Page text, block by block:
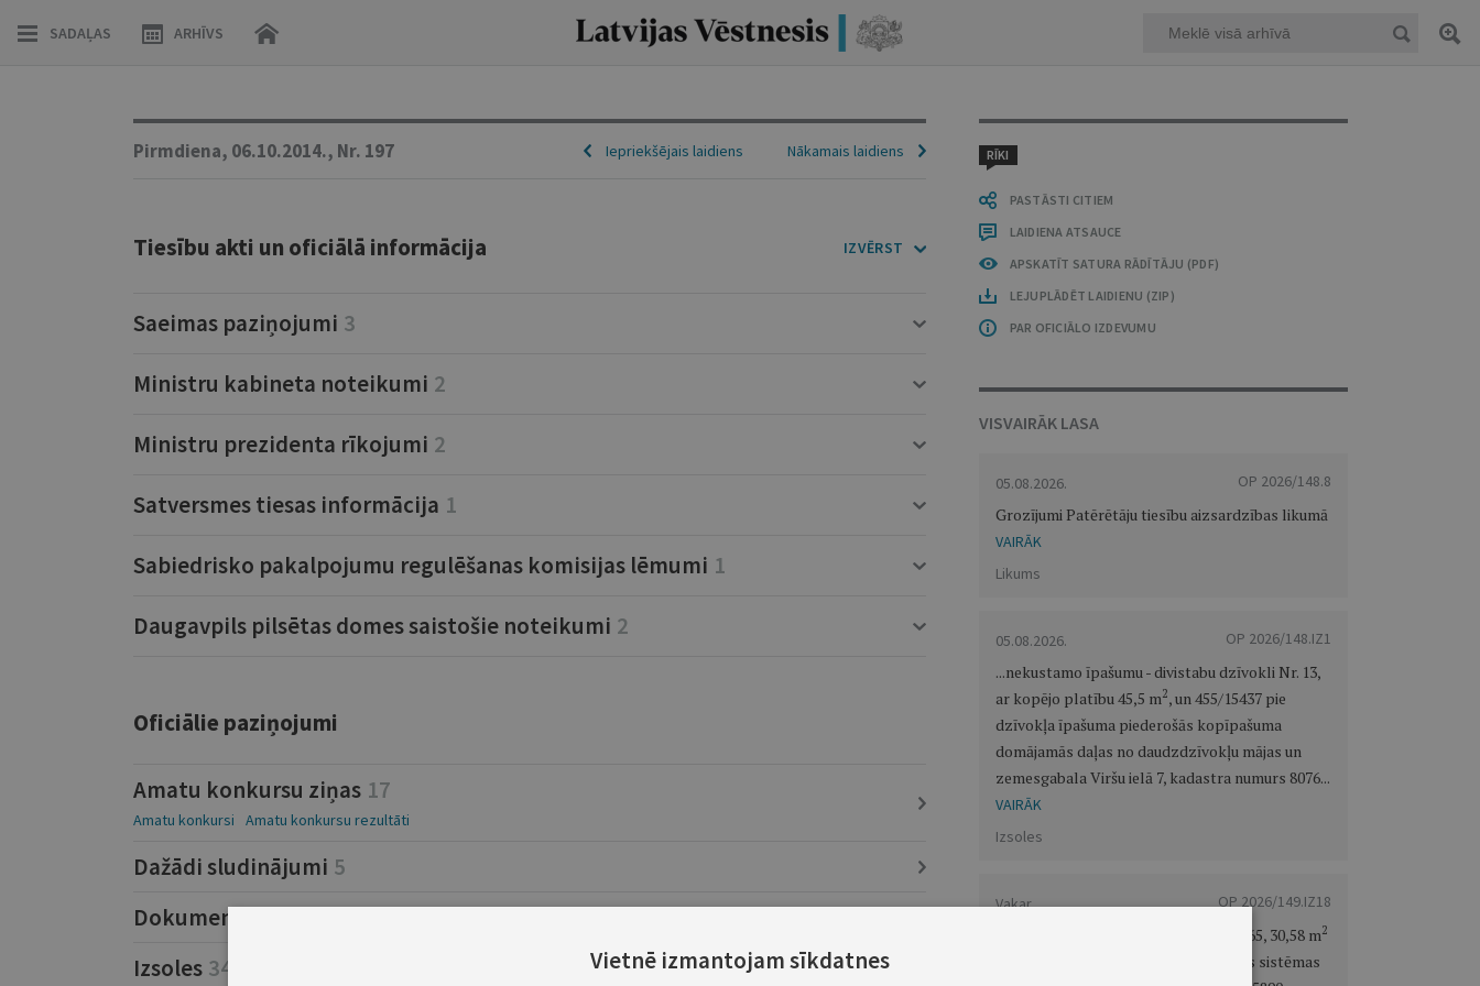
SADAĻAS ARHĪVS
RĪKI
PASTĀSTI CITIEM
LAIDIENA ATSAUCE
APSKATĪT SATURA RĀDĪTĀJU (PDF)
LEJUPLĀDĒT LAIDIENU (ZIP)
PAR OFICIĀLO IZDEVUMU
VISVAIRĀK LASA
05.08.2026. OP 2026/148.8
Grozījumi Patērētāju tiesību aizsardzības likumā
VAIRĀK
Likums
05.08.2026. OP 2026/148.IZ1
...nekustamo īpašumu - divistabu dzīvokli Nr. 13,
ar kopējo platību 45,5 m2, un 455/15437 pie
dzīvokļa īpašuma piederošās kopīpašuma
domājamās daļas no daudzdzīvokļu mājas un
zemesgabala Viršu ielā 7, kadastra numurs 8076...
VAIRĀK
Izsoles
Vakar OP 2026/149.IZ18
...bezmantinieku mantu - dzīvokli Nr. 65, 30,58 m2
platībā (saskaņā ar VZD informatīvās sistēmas
Nākamais laidiens
Iepriekšējais laidiens
Pirmdiena, 06.10.2014., Nr. 197
Tiesību akti un oficiālā informācija IZVĒRST
Saeimas paziņojumi 3
Ministru kabineta noteikumi 2
Ministru prezidenta rīkojumi 2
Satversmes tiesas informācija 1
Sabiedrisko pakalpojumu regulēšanas komisijas lēmumi 1
Daugavpils pilsētas domes saistošie noteikumi 2
Oficiālie paziņojumi
Amatu konkursu ziņas 17
Amatu konkursi Amatu konkursu rezultāti
Dažādi sludinājumi 5
Dokumentu atsaukumi
Izsoles 34
Vietnē izmantojam sīkdatnes